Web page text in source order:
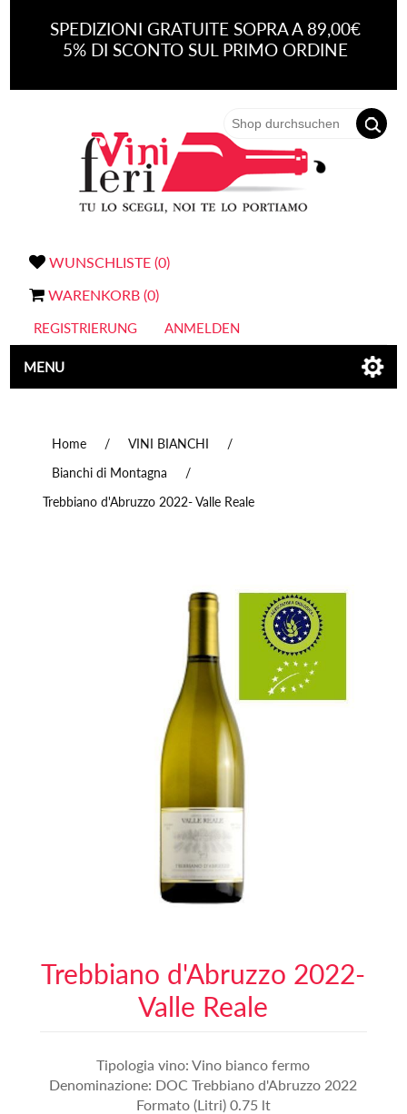
SPEDIZIONI GRATUITE SOPRA A 89,00€
5% DI SCONTO SUL PRIMO ORDINE
WUNSCHLISTE (0)
WARENKORB (0)
REGISTRIERUNG ANMELDEN
MENU
Home / VINI BIANCHI
/
Bianchi di Montagna
/
Trebbiano d'Abruzzo 2022- Valle Reale
Trebbiano d'Abruzzo 2022-
Valle Reale
Tipologia vino: Vino bianco fermo
Denominazione: DOC Trebbiano d'Abruzzo 2022
Formato (Litri) 0.75 lt